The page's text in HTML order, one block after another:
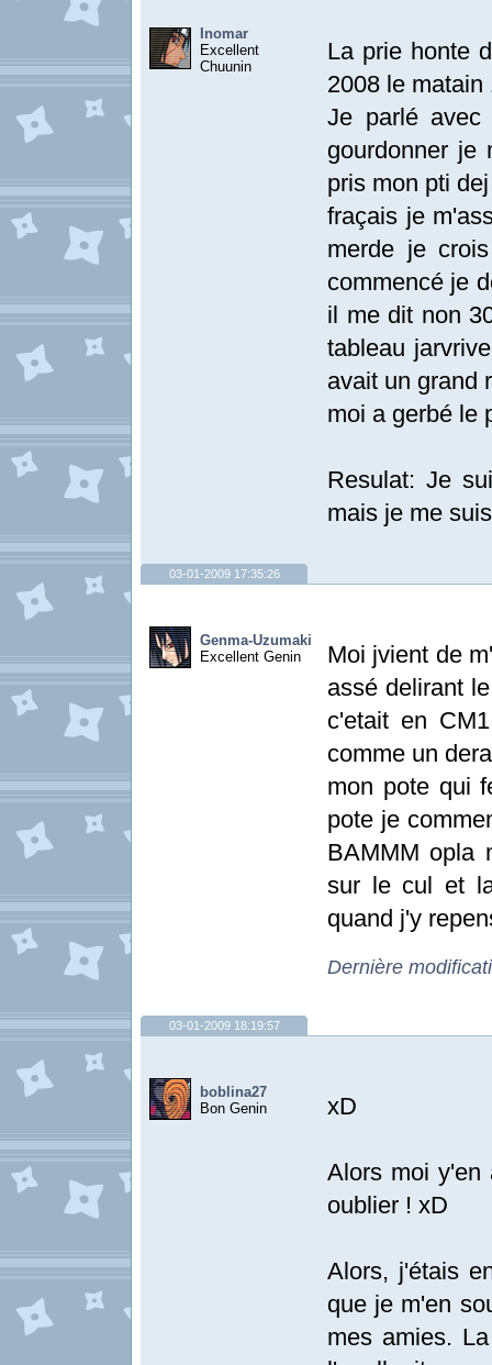
Inomar
Excellent
Chuunin
La prie honte
2008 le matain
Je parlé
gourdonner
pris mon pti
fraçais je
merde je
commencé je
il me dit non
tableau
avait un grand
moi a gerbé le
Resulat: Je
mais je me
03-01-2009 17:35:26
Genma-Uzumaki
Excellent Genin
Moi jvient de
assé delirant
c'etait en
comme un
mon pote qui
pote je
BAMMM opla
sur le cul et
quand j'y
Dernière
03-01-2009 18:19:57
boblina27
Bon Genin
xD
Alors moi y'en
oublier ! xD
Alors, j'étais
que je m'en
mes amies.